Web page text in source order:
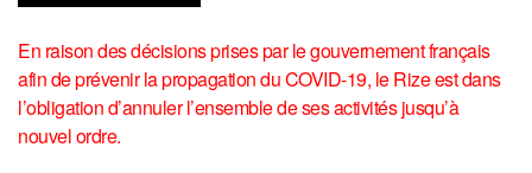
En raison des décisions prises par le gouvernement français
afin de prévenir la propagation du COVID-19, le Rize est dans
l’obligation d’annuler l’ensemble de ses activités jusqu’à
nouvel ordre.